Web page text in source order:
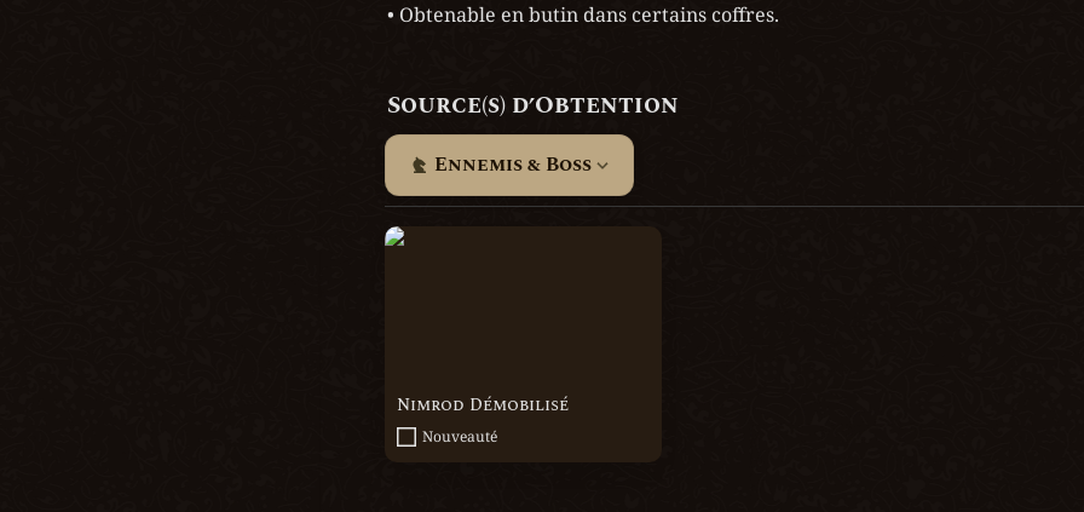
• Obtenable en butin dans certains coffres.
Source(s) d’Obtention
Ennemis & Boss
Nimrod Démobilisé
Nimrod Démobilisé
Nouveauté